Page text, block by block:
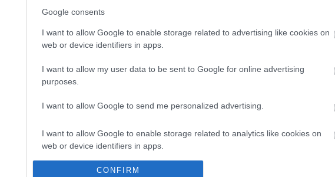
Google consents
I want to allow Google to enable storage related to advertising like cookies on
web or device identifiers in apps.
I want to allow my user data to be sent to Google for online advertising
purposes.
I want to allow Google to send me personalized advertising.
I want to allow Google to enable storage related to analytics like cookies on
web or device identifiers in apps.
I want to allow Google to enable storage related to functionality of the website
CONFIRM
2020
2020
2019
2019
2019
2018